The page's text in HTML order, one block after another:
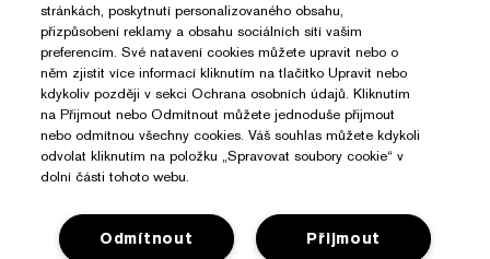
stránkách, poskytnutí personalizovaného obsahu,
přizpůsobení reklamy a obsahu sociálních sítí vašim
preferencím. Své natavení cookies můžete upravit nebo o
něm zjistit více informací kliknutím na tlačítko Upravit nebo
kdykoliv později v sekci Ochrana osobních údajů. Kliknutím
na Přijmout nebo Odmítnout můžete jednoduše přijmout
nebo odmítnou všechny cookies. Váš souhlas můžete kdykoli
odvolat kliknutím na položku „Spravovat soubory cookie“ v
dolní části tohoto webu.
Přijmout
Odmítnout